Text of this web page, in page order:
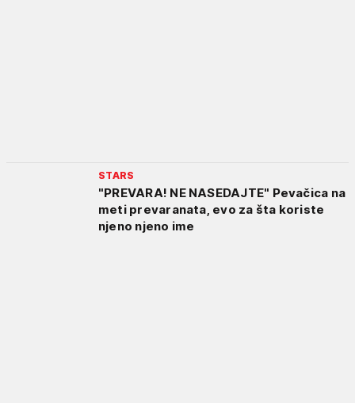
STARS
"PREVARA! NE NASEDAJTE" Pevačica na
meti prevaranata, evo za šta koriste
njeno njeno ime